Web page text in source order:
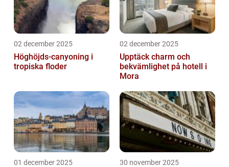
02 december 2025
Höghöjds-canyoning i
tropiska floder
02 december 2025
Upptäck charm och
bekvämlighet på hotell i
Mora
01 december 2025 30 november 2025